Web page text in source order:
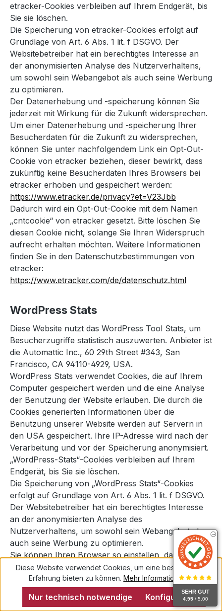
etracker-Cookies verbleiben auf Ihrem Endgerät, bis
Sie sie löschen.
Die Speicherung von etracker-Cookies erfolgt auf
Grundlage von Art. 6 Abs. 1 lit. f DSGVO. Der
Websitebetreiber hat ein berechtigtes Interesse an
der anonymisierten Analyse des Nutzerverhaltens,
um sowohl sein Webangebot als auch seine Werbung
zu optimieren.
Der Datenerhebung und -speicherung können Sie
jederzeit mit Wirkung für die Zukunft widersprechen.
Um einer Datenerhebung und -speicherung Ihrer
Besucherdaten für die Zukunft zu widersprechen,
können Sie unter nachfolgendem Link ein Opt-Out-
Cookie von etracker beziehen, dieser bewirkt, dass
zukünftig keine Besucherdaten Ihres Browsers bei
etracker erhoben und gespeichert werden:
https://www.etracker.de/privacy?et=V23Jbb
Dadurch wird ein Opt-Out-Cookie mit dem Namen
„cntcookie“ von etracker gesetzt. Bitte löschen Sie
diesen Cookie nicht, solange Sie Ihren Widerspruch
aufrecht erhalten möchten. Weitere Informationen
finden Sie in den Datenschutzbestimmungen von
etracker:
https://www.etracker.com/de/datenschutz.html
WordPress Stats
Diese Website nutzt das WordPress Tool Stats, um
Besucherzugriffe statistisch auszuwerten. Anbieter ist
die Automattic Inc., 60 29th Street #343, San
Francisco, CA 94110-4929, USA.
WordPress Stats verwendet Cookies, die auf Ihrem
Computer gespeichert werden und die eine Analyse
der Benutzung der Website erlauben. Die durch die
Cookies generierten Informationen über die
Benutzung unserer Website werden auf Servern in
den USA gespeichert. Ihre IP-Adresse wird nach der
Verarbeitung und vor der Speicherung anonymisiert.
„WordPress-Stats“-Cookies verbleiben auf Ihrem
Endgerät, bis Sie sie löschen.
Die Speicherung von „WordPress Stats“-Cookies
erfolgt auf Grundlage von Art. 6 Abs. 1 lit. f DSGVO.
Der Websitebetreiber hat ein berechtigtes Interesse
an der anonymisierten Analyse des
Nutzerverhaltens, um sowohl sein Webangebot als
auch seine Werbung zu optimieren.
Sie können Ihren Browser so einstellen, dass Sie
über das Setzen von Cookies informiert werden und
Cookies nur im Einzelfall erlauben, die Annahme von
ausschließen sowie das automatische Löschen der
Diese Website verwendet Cookies, um eine bestmögliche
Erfahrung bieten zu können. Mehr Informationen ...
Nur technisch notwendige Konfigurieren
SEHR GUT
4.95 / 5.00